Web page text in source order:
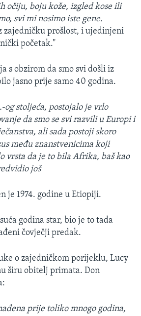
očiju, boju kože, izgled kose ili
svi mi nosimo iste gene.
zajedničku prošlost, i ujedinjeni
početak.''
s obzirom da smo svi došli iz
jasno prije samo 40 godina.
og stoljeća, postojalo je vrlo
da smo se svi razvili u Europi i
ali sada postoji skoro
među znanstvenicima koji
vrsta da je to bila Afrika, baš kao
još
je 1974. godine u Etiopiji.
godina star, bio je to tada
čovječji predak.
o zajedničkom porijeklu, Lucy
širu obitelj primata. Don
prije toliko mnogo godina,